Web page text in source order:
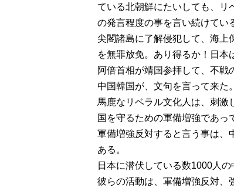
ている北朝鮮にたいしても、リ
の発言程度の事を言い続けてい
尖閣諸島に了解侵犯して、海上
を無罪放免。あり得るか！日本
阿倍首相が靖国参拝して、不戦
中国韓国が、文句を言って来た。
馬鹿なリベラル文化人は、刺激
国を守るための軍備増強であっ
軍備増強反対すると言う事は、
ある。
日本に潜伏している数1000人の
彼らの活動は、軍備増強反対、